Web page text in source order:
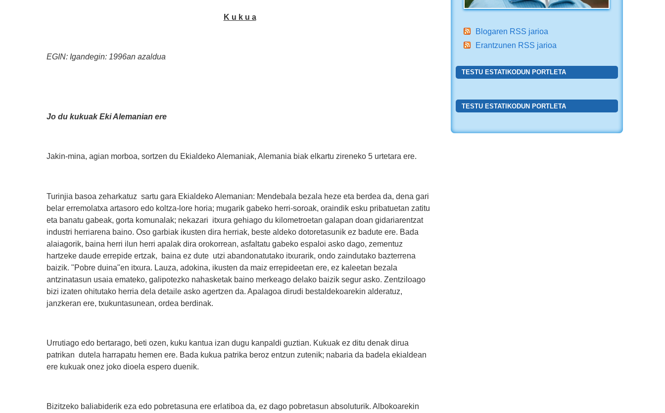
K u k u a
EGIN: Igandegin: 1996an azaldua
Jo du kukuak Eki Alemanian ere
Jakin-mina, agian morboa, sortzen du Ekialdeko Alemaniak, Alemania biak elkartu zireneko 5 urtetara ere.
Turinjia basoa zeharkatuz sartu gara Ekialdeko Alemanian: Mendebala bezala heze eta berdea da, dena gari
belar erremolatxa artasoro edo koltza-lore horia; mugarik gabeko herri-soroak, oraindik esku pribatuetan zatitu
eta banatu gabeak, gorta komunalak; nekazari itxura gehiago du kilometroetan galapan doan gidariarentzat
industri herriarena baino. Oso garbiak ikusten dira herriak, beste aldeko dotoretasunik ez badute ere. Bada
alaiagorik, baina herri ilun herri apalak dira orokorrean, asfaltatu gabeko espaloi asko dago, zementuz
hartzeke daude errepide ertzak, baina ez dute utzi abandonatutako itxurarik, ondo zaindutako bazterrena
baizik. "Pobre duina"en itxura. Lauza, adokina, ikusten da maiz errepideetan ere, ez kaleetan bezala
antzinatasun usaia emateko, galipotezko nahasketak baino merkeago delako baizik segur asko. Zentziloago
bizi izaten ohitutako herria dela detaile asko agertzen da. Apalagoa dirudi bestaldekoarekin alderatuz,
janzkeran ere, txukuntasunean, ordea berdinak.
Urrutiago edo bertarago, beti ozen, kuku kantua izan dugu kanpaldi guztian. Kukuak ez ditu denak dirua
patrikan dutela harrapatu hemen ere. Bada kukua patrika beroz entzun zutenik; nabaria da badela ekialdean
ere kukuak onez joko dioela espero duenik.
Bizitzeko baliabiderik eza edo pobretasuna ere erlatiboa da, ez dago pobretasun absoluturik. Albokoarekin
Blogaren RSS jarioa
Erantzunen RSS jarioa
TESTU ESTATIKODUN PORTLETA
TESTU ESTATIKODUN PORTLETA